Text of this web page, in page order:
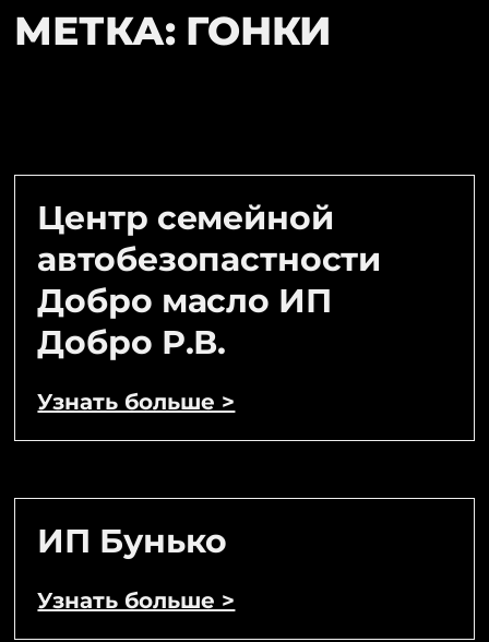
МЕТКА: ГОНКИ
Центр семейной
автобезопастности
Добро масло ИП
Добро Р.В.
Узнать больше >
ИП Бунько
Узнать больше >